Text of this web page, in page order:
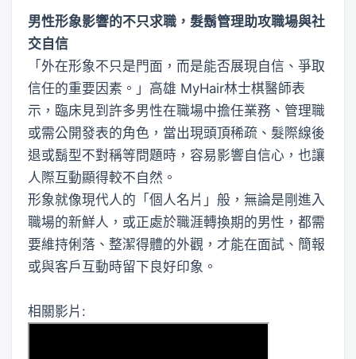
男性形象影響的不只求職，髮鬍管理助攻職場與社
交自信
「外在形象不只是門面，而是能否展現自信、爭取
信任的重要因素。」高雄 MyHair林士棋醫師表
示，臨床見到許多男性在職場中擔任業務、管理職
或需公開發表的角色，當出現頭頂稀疏、髮際線後
退或鬍型不對稱等問題時，容易影響自信心，也讓
人際互動顯得較不自然。
形象就像現代人的「個人名片」般，無論是剛進入
職場的新鮮人，或正處於職涯轉換期的男性，都需
要維持俐落、整潔得體的外觀，才能在面試、簡報
或與客戶互動時留下良好印象。
相關影片: